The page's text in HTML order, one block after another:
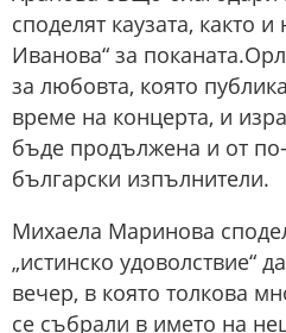
споделят каузата, както
Иванова“ за
за любовта, която
време на концерта, и
бъде продължена и от
български изпълнители.
Михаела Маринова
„истинско удоволствие“
вечер, в която толкова
се събрали в името на